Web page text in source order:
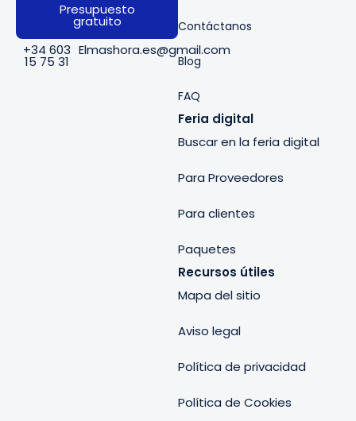
Presupuesto
gratuito
+34 603
15 75 31
Elmashora.es@gmail.com
Contáctanos
Blog
FAQ
Feria digital
Buscar en la feria digital
Para Proveedores
Para clientes
Paquetes
Recursos útiles
Mapa del sitio
Aviso legal
Política de privacidad
Política de Cookies